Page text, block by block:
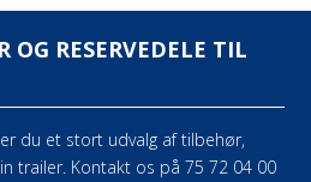
OG RESERVEDELE TIL
du et stort udvalg af tilbehør,
trailer. Kontakt os på 75 72 04 00